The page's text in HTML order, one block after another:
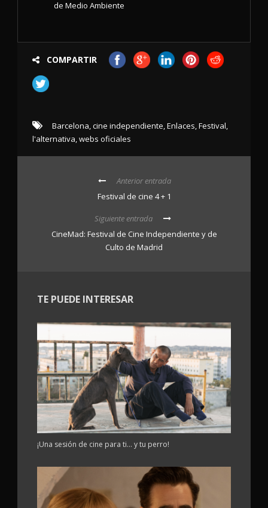
de Medio Ambiente
COMPARTIR
Barcelona,cine independiente,Enlaces,Festival,
l'alternativa,webs oficiales
Anterior entrada
Festival de cine 4 + 1
Siguiente entrada
CineMad: Festival de Cine Independiente y de
Culto de Madrid
TE PUEDE INTERESAR
¡Una sesión de cine para ti… y tu perro!